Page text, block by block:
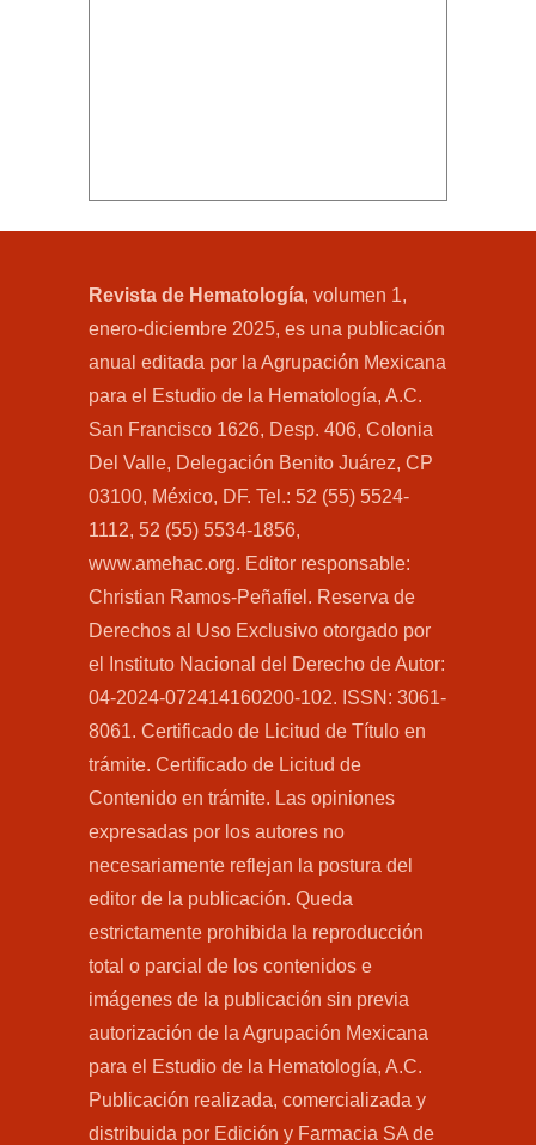
Revista de Hematología, volumen 1,
enero-diciembre 2025, es una publicación
anual editada por la Agrupación Mexicana
para el Estudio de la Hematología, A.C.
San Francisco 1626, Desp. 406, Colonia
Del Valle, Delegación Benito Juárez, CP
03100, México, DF. Tel.: 52 (55) 5524-
1112, 52 (55) 5534-1856,
www.amehac.org. Editor responsable:
Christian Ramos-Peñafiel. Reserva de
Derechos al Uso Exclusivo otorgado por
el Instituto Nacional del Derecho de Autor:
04-2024-072414160200-102. ISSN: 3061-
8061. Certificado de Licitud de Título en
trámite. Certificado de Licitud de
Contenido en trámite. Las opiniones
expresadas por los autores no
necesariamente reflejan la postura del
editor de la publicación. Queda
estrictamente prohibida la reproducción
total o parcial de los contenidos e
imágenes de la publicación sin previa
autorización de la Agrupación Mexicana
para el Estudio de la Hematología, A.C.
Publicación realizada, comercializada y
distribuida por Edición y Farmacia SA de